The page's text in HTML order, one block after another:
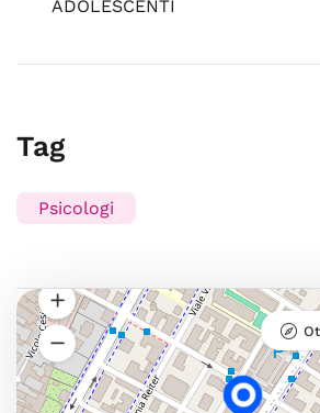
ADOLESCENTI
Tag
Psicologi